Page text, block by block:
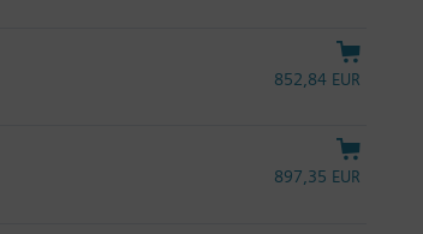
852,84 EUR
897,35 EUR